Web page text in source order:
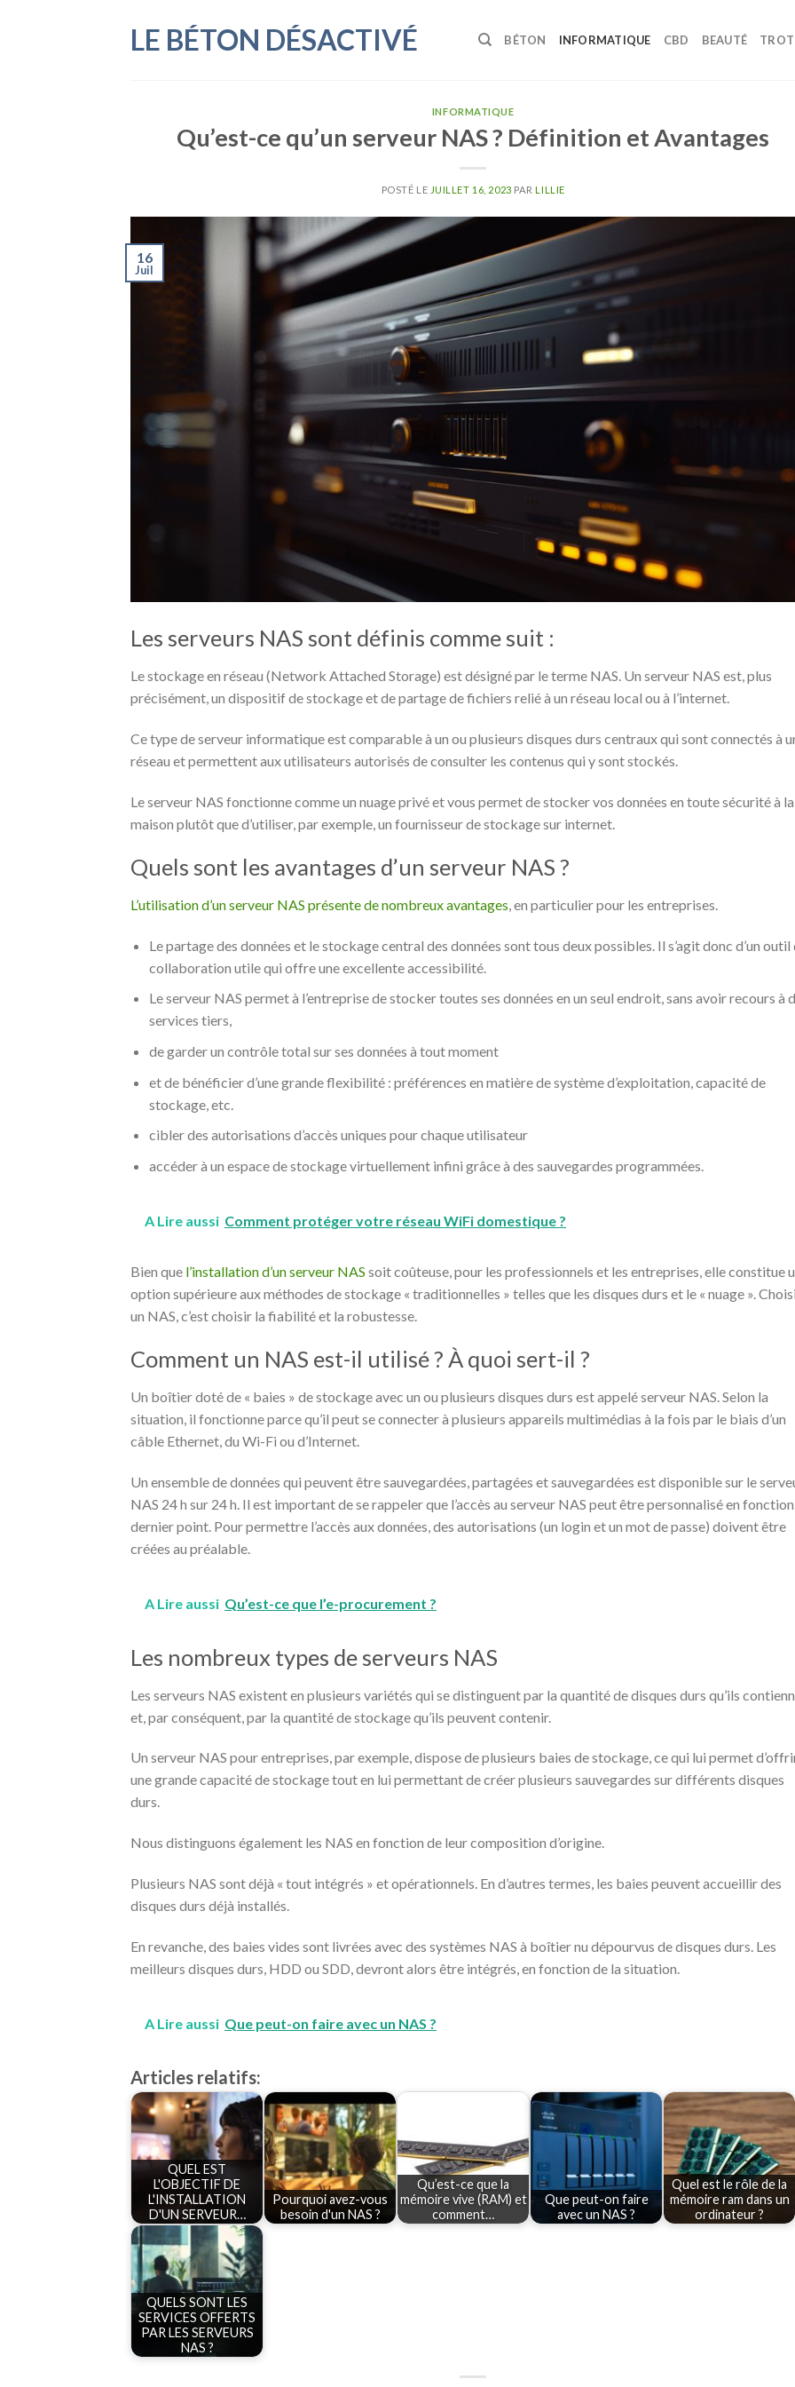
LE BÉTON DÉSACTIVÉ BÉTON INFORMATIQUE CBD BEAUTÉ
INFORMATIQUE
Qu’est-ce qu’un serveur NAS ? Définition et Avantages
POSTÉ LE JUILLET 16, 2023 PARLILLIE
16
Juil
Les serveurs NAS sont définis comme suit :
Le stockage en réseau (Network Attached Storage) est désigné par le terme NAS. Un serveur NAS est, plus
précisément, un dispositif de stockage et de partage de fichiers relié à un réseau local ou à l’internet.
Ce type de serveur informatique est comparable à un ou plusieurs disques durs centraux qui sont connectés à
réseau et permettent aux utilisateurs autorisés de consulter les contenus qui y sont stockés.
Le serveur NAS fonctionne comme un nuage privé et vous permet de stocker vos données en toute sécurité à la
maison plutôt que d’utiliser, par exemple, un fournisseur de stockage sur internet.
Quels sont les avantages d’un serveur NAS ?
L’utilisation d’un serveur NAS présente de nombreux avantages, en particulier pour les entreprises.
Le partage des données et le stockage central des données sont tous deux possibles. Il s’agit donc d’un outil
collaboration utile qui offre une excellente accessibilité.
Le serveur NAS permet à l’entreprise de stocker toutes ses données en un seul endroit, sans avoir recours à
services tiers,
de garder un contrôle total sur ses données à tout moment
et de bénéficier d’une grande flexibilité : préférences en matière de système d’exploitation, capacité de
stockage, etc.
cibler des autorisations d’accès uniques pour chaque utilisateur
accéder à un espace de stockage virtuellement infini grâce à des sauvegardes programmées.
A Lire aussi Comment protéger votre réseau WiFi domestique ?
Bien que l’installation d’un serveur NAS soit coûteuse, pour les professionnels et les entreprises, elle constitue
option supérieure aux méthodes de stockage « traditionnelles » telles que les disques durs et le « nuage ».
un NAS, c’est choisir la fiabilité et la robustesse.
Comment un NAS est-il utilisé ? À quoi sert-il ?
Un boîtier doté de « baies » de stockage avec un ou plusieurs disques durs est appelé serveur NAS. Selon la
situation, il fonctionne parce qu’il peut se connecter à plusieurs appareils multimédias à la fois par le biais d’un
câble Ethernet, du Wi-Fi ou d’Internet.
Un ensemble de données qui peuvent être sauvegardées, partagées et sauvegardées est disponible sur le
NAS 24 h sur 24 h. Il est important de se rappeler que l’accès au serveur NAS peut être personnalisé en
dernier point. Pour permettre l’accès aux données, des autorisations (un login et un mot de passe) doivent être
créées au préalable.
A Lire aussi Qu’est-ce que l’e-procurement ?
Les nombreux types de serveurs NAS
Les serveurs NAS existent en plusieurs variétés qui se distinguent par la quantité de disques durs qu’ils
et, par conséquent, par la quantité de stockage qu’ils peuvent contenir.
Un serveur NAS pour entreprises, par exemple, dispose de plusieurs baies de stockage, ce qui lui permet
une grande capacité de stockage tout en lui permettant de créer plusieurs sauvegardes sur différents disques
durs.
Nous distinguons également les NAS en fonction de leur composition d’origine.
Plusieurs NAS sont déjà « tout intégrés » et opérationnels. En d’autres termes, les baies peuvent accueillir des
disques durs déjà installés.
En revanche, des baies vides sont livrées avec des systèmes NAS à boîtier nu dépourvus de disques durs. Les
meilleurs disques durs, HDD ou SDD, devront alors être intégrés, en fonction de la situation.
A Lire aussi Que peut-on faire avec un NAS ?
Articles relatifs:
QUEL EST
L'OBJECTIF DE
L'INSTALLATION
D'UN SERVEUR…
Pourquoi avez-vous
besoin d'un NAS ?
Qu’est-ce que la
mémoire vive (RAM) et
comment…
Que peut-on faire
avec un NAS ?
Quel est le rôle de la
mémoire ram dans un
ordinateur ?
QUELS SONT LES
SERVICES OFFERTS
PAR LES SERVEURS
NAS ?